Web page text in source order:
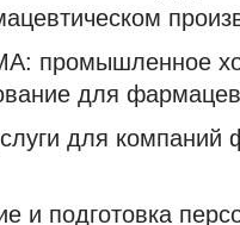
промышленное
для
для компаний
и подготовка